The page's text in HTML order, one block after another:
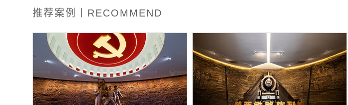
推荐案例丨RECOMMEND